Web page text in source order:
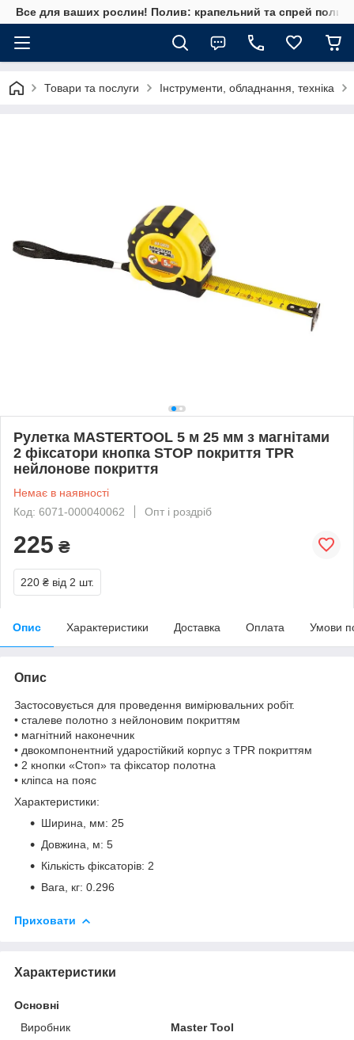
Все для ваших рослин! Полив: крапельний та спрей полив,
Товари та послуги Інструменти, обладнання, техніка
Рулетка MASTERTOOL 5 м 25 мм з магнітами
2 фіксатори кнопка STOP покриття TPR
нейлонове покриття
Немає в наявності
Код: 6071-000040062
Опт і роздріб
225 ₴
220 ₴ від 2 шт.
Опис Характеристики Доставка Оплата Умови
Опис
Застосовується для проведення вимірювальних робіт.
• сталеве полотно з нейлоновим покриттям
• магнітний наконечник
• двокомпонентний ударостійкий корпус з TPR покриттям
• 2 кнопки «Стоп» та фіксатор полотна
• кліпса на пояс
Характеристики:
Ширина, мм: 25
Довжина, м: 5
Кількість фіксаторів: 2
Вага, кг: 0.296
Приховати
Характеристики
Основні
Виробник
Master Tool